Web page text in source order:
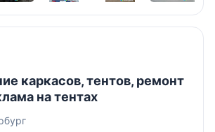
каркасов, тентов, ремонт
на тентах